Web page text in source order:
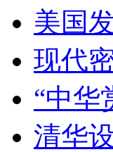
美国
现代
“中华
清华